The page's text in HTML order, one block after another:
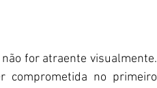
for atraente visualmente.
comprometida no primeiro